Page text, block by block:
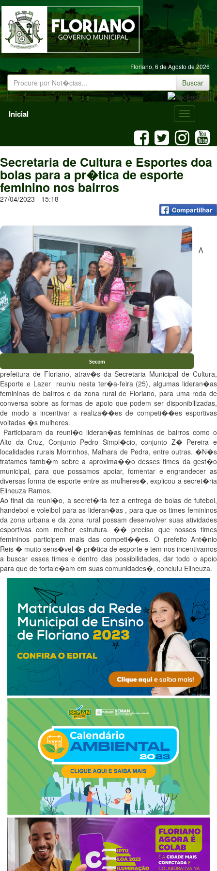
Floriano, 6 de Agosto de 2026
Buscar
Menu
Mobile
Inicial
Secretaria de Cultura e Esportes doa
bolas para a pr�tica de esporte
feminino nos bairros
27/04/2023 - 15:18
Secom
A
prefeitura de Floriano, atrav�s da Secretaria Municipal de Cultura,
Esporte e Lazer reuniu nesta ter�a-feira (25), algumas lideran�as
femininas de bairros e da zona rural de Floriano, para uma roda de
conversa sobre as formas de apoio que podem ser disponibilizadas,
de modo a incentivar a realiza��es de competi��es esportivas
voltadas �s mulheres.
Participaram da reuni�o lideran�as femininas de bairros como o
Alto da Cruz, Conjunto Pedro Simpl�cio, conjunto Z� Pereira e
localidades rurais Morrinhos, Malhara de Pedra, entre outras. �N�s
tratamos tamb�m sobre a aproxima��o desses times da gest�o
municipal, para que possamos apoiar, fomentar e engrandecer as
diversas forma de esporte entre as mulheres�, explicou a secret�ria
Elineuza Ramos.
Ao final da reuni�o, a secret�ria fez a entrega de bolas de futebol,
handebol e voleibol para as lideran�as , para que os times femininos
da zona urbana e da zona rural possam desenvolver suas atividades
esportivas com melhor estrutura. �� preciso que nossos times
femininos participem mais das competi��es. O prefeito Ant�nio
Reis � muito sens�vel � pr�tica de esporte e tem nos incentivamos
a buscar esses times e dentro das possibilidades, dar todo o apoio
para que de fortale�am em suas comunidades�, concluiu Elineuza.